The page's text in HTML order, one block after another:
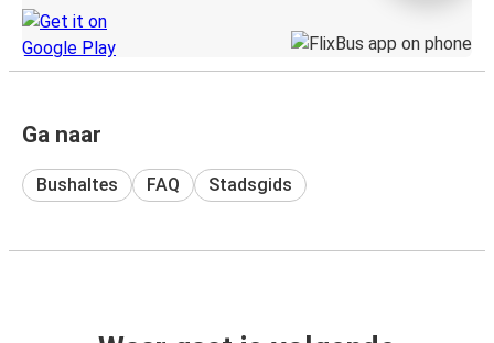
Ga naar
Bushaltes FAQ Stadsgids